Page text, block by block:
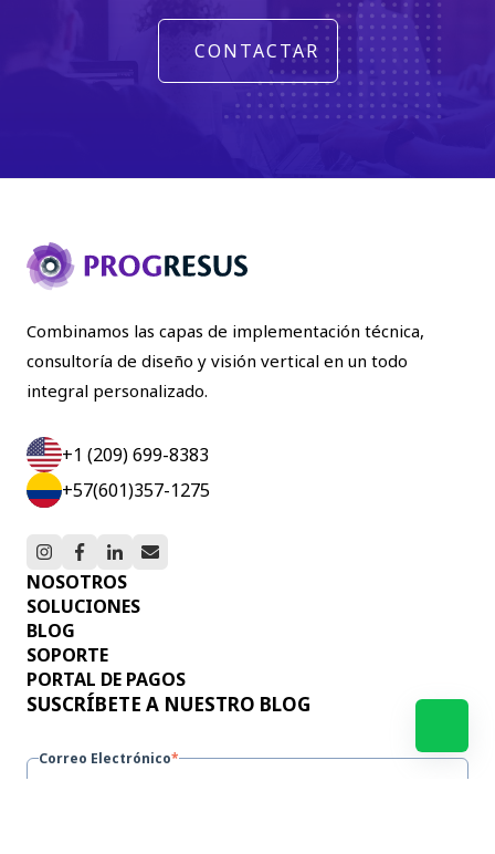
CONTACTAR
Combinamos las capas de implementación técnica,
consultoría de diseño y visión vertical en un todo
integral personalizado.
+1 (209) 699-8383
+57(601)357-1275
NOSOTROS
SOLUCIONES
BLOG
SOPORTE
PORTAL DE PAGOS
SUSCRÍBETE A NUESTRO BLOG
Correo Electrónico*